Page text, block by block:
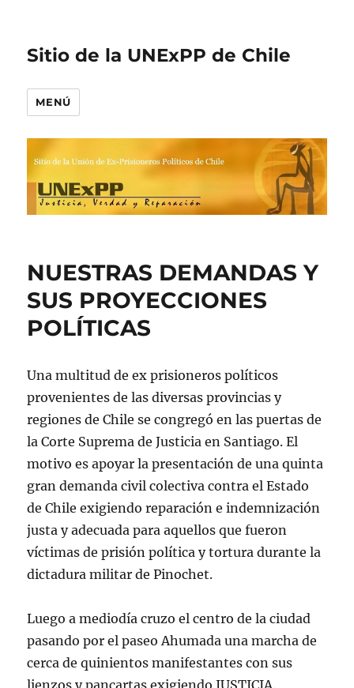
Sitio de la UNExPP de Chile
MENÚ
NUESTRAS DEMANDAS Y
SUS PROYECCIONES
POLÍTICAS
Una multitud de ex prisioneros políticos
provenientes de las diversas provincias y
regiones de Chile se congregó en las puertas de
la Corte Suprema de Justicia en Santiago. El
motivo es apoyar la presentación de una quinta
gran demanda civil colectiva contra el Estado
de Chile exigiendo reparación e indemnización
justa y adecuada para aquellos que fueron
víctimas de prisión política y tortura durante la
dictadura militar de Pinochet.
Luego a mediodía cruzo el centro de la ciudad
pasando por el paseo Ahumada una marcha de
cerca de quinientos manifestantes con sus